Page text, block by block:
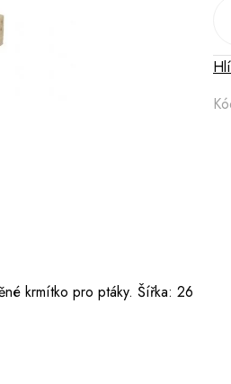
krmítko pro ptáky. Šířka: 26